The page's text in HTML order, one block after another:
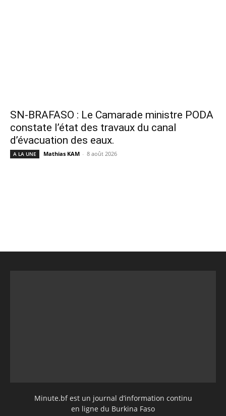
SN-BRAFASO : Le Camarade ministre PODA
constate l’état des travaux du canal
d’évacuation des eaux.
A LA UNE Mathias KAM - 8 août 2026
Minute.bf est un journal d’information continu
en ligne du Burkina Faso